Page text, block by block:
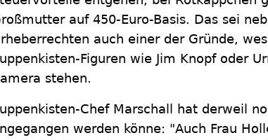
auf 450-Euro-Basis. Das sei
auch einer der Gründe,
Figuren wie Jim Knopf oder
stehen.
Chef Marschall hat derweil
werden könne: "Auch Frau